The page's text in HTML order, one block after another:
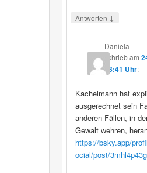
Antworten ↓
Daniela
schriebam
08:41 Uhr:
Kachelmann hat
ausgerechnet sein
anderen Fällen, in
Gewalt wehren,
https://bsky.app/
ocial/post/